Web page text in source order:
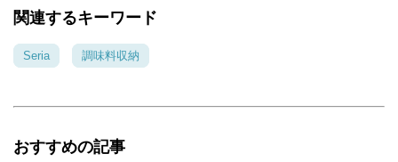
関連するキーワード
Seria 調味料収納
おすすめの記事